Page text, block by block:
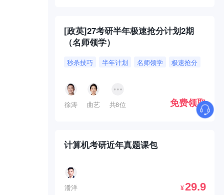
[政英]27考研半年极速抢分计划2期
（名师领学）
秒杀技巧 半年计划 名师领学 极速抢分
徐涛 曲艺 共8位 免费领取
计算机考研近年真题课包
潘洋 ¥29.9